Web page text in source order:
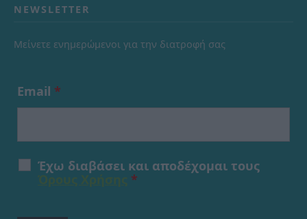
NEWSLETTER
Μείνετε ενημερώμενοι για την διατροφή σας
Email *
Έχω διαβάσει και αποδέχομαι τους
*